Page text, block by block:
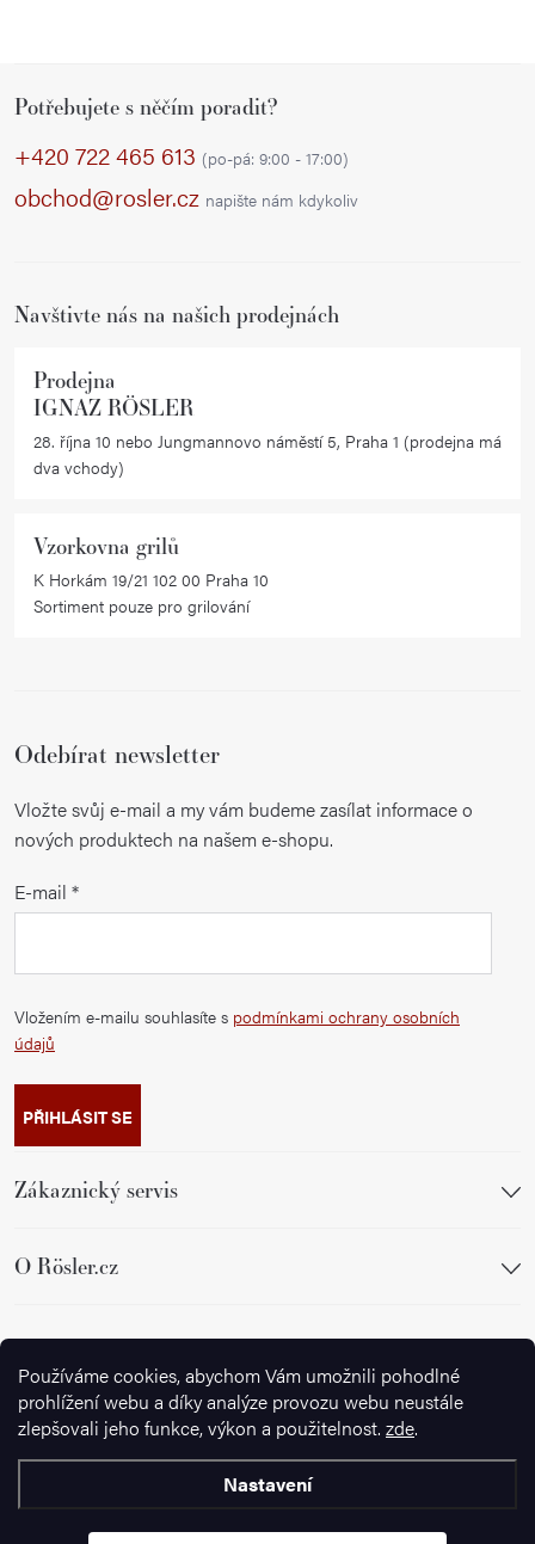
Používáme cookies, abychom Vám umožnili pohodlné
prohlížení webu a díky analýze provozu webu neustále
zlepšovali jeho funkce, výkon a použitelnost. zde.
Nastavení
Potřebujete s něčím poradit?
+420 722 465 613 (po-pá: 9:00 - 17:00)
obchod@rosler.cz napište nám kdykoliv
Navštivte nás na našich prodejnách
Prodejna
IGNAZ RÖSLER
28. října 10 nebo Jungmannovo náměstí 5, Praha 1 (prodejna má
dva vchody)
Vzorkovna grilů
K Horkám 19/21 102 00 Praha 10
Sortiment pouze pro grilování
Odebírat newsletter
Vložte svůj e-mail a my vám budeme zasílat informace o
nových produktech na našem e-shopu.
E-mail
Vložením e-mailu souhlasíte s podmínkami ochrany osobních
údajů
PŘIHLÁSIT SE
Zákaznický servis
O Rösler.cz
Sledujte nás